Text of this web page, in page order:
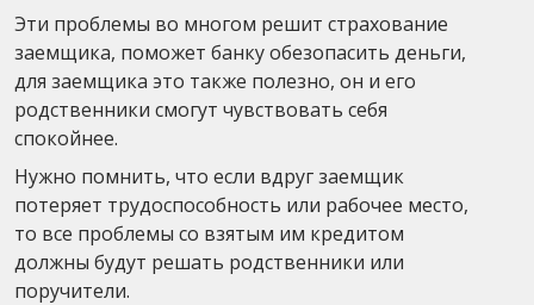
Эти проблемы во многом решит страхование
заемщика, поможет банку обезопасить деньги,
для заемщика это также полезно, он и его
родственники смогут чувствовать себя
спокойнее.
Нужно помнить, что если вдруг заемщик
потеряет трудоспособность или рабочее место,
то все проблемы со взятым им кредитом
должны будут решать родственники или
поручители.